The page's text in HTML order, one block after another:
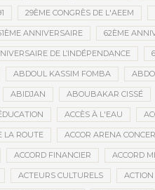
29ÈME CONGRÈS DE L'AEEM
ANNIVERSAIRE 62ÈME
DE L’INDÉPENDANCE
ABDOUL KASSIM FOMBA
ABIDJAN ABOUBAKAR CISSÉ
ACCÈS À L'EAU
LA ROUTE ACCOR ARENA
ACCORD FINANCIER ACCORD
ACTEURS CULTURELS